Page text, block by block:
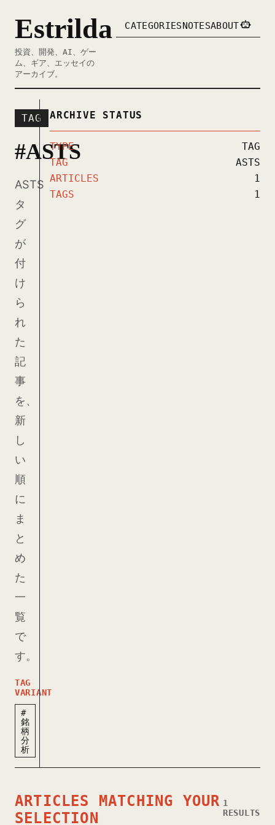
Estrilda CATEGORIESNOTESABOUT
投資、開発、AI、ゲー
ム、ギア、エッセイの
アーカイブ。
TAG
#ASTS
ASTS
タ
グ
が
付
け
ら
れ
た
記
事
を、
新
し
い
順
に
ま
と
め
た
一
覧
で
す。
TAG
VARIANT
#
銘
柄
分
析
ARCHIVE STATUS
TYPE
TAG
TAG
ASTS
ARTICLES
1
TAGS
1
ARTICLES MATCHING YOUR
SELECTION
1
RESULTS